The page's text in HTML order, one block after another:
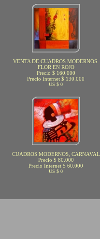
VENTA DE CUADROS MODERNOS:
FLOR EN ROJO
Precio $ 160.000
Precio Internet $ 130.000
US $ 0
CUADROS MODERNOS, CARNAVAL
Precio $ 80.000
Precio Internet $ 60.000
US $ 0